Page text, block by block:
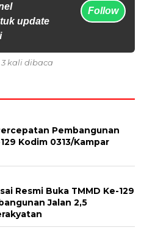
update
Follow
kali dibaca
Pembangunan
Kodim 0313/Kampar
Resmi Buka TMMD Ke-129
Jalan 2,5